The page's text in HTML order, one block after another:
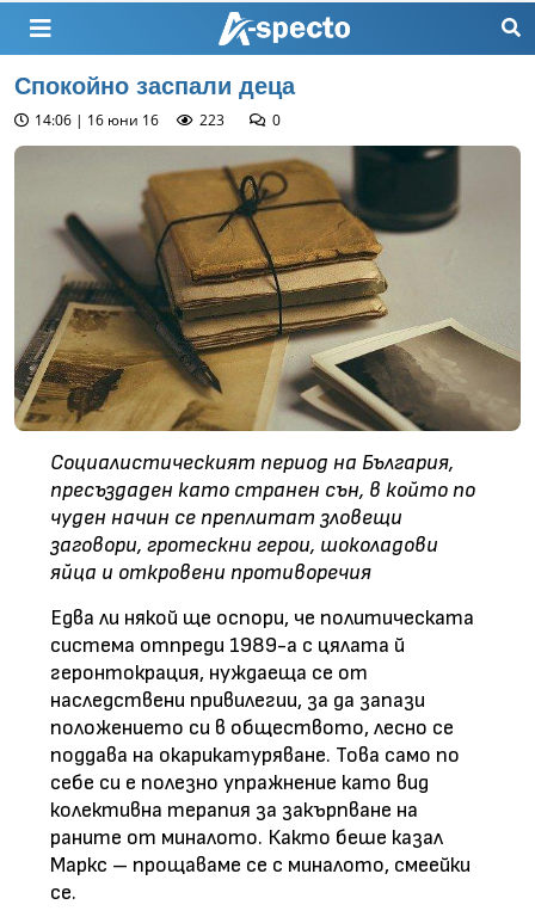
Спокойно заспали деца
14:06 | 16 юни 16 223 0
Социалистическият период на България,
пресъздаден като странен сън, в който по
чуден начин се преплитат зловещи
заговори, гротескни герои, шоколадови
яйца и откровени противоречия
Едва ли някой ще оспори, че политическата
система отпреди 1989-а с цялата й
геронтокрация, нуждаеща се от
наследствени привилегии, за да запази
положението си в обществото, лесно се
поддава на окарикатуряване. Това само по
себе си е полезно упражнение като вид
колективна терапия за закърпване на
раните от миналото. Както беше казал
Маркс – прощаваме се с миналото, смеейки
се.